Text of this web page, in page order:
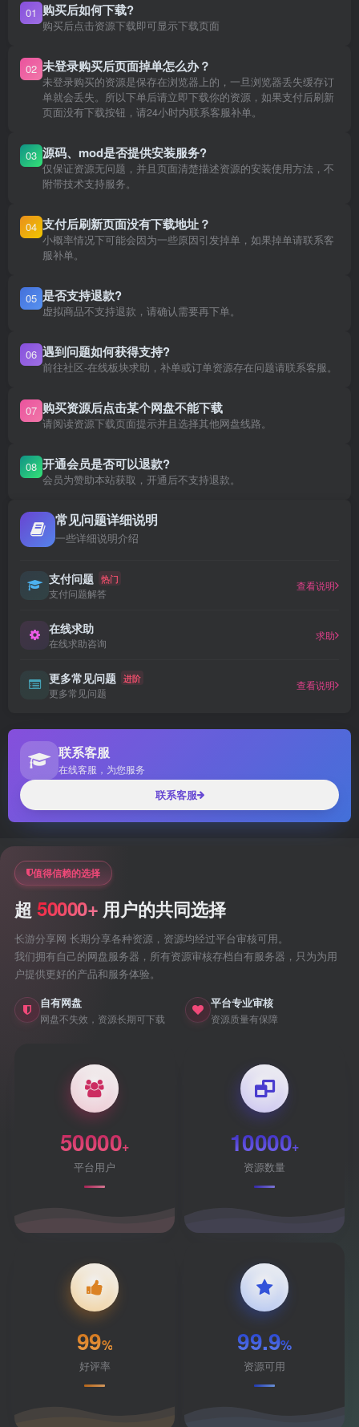
01 购买后如何下载?
购买后点击资源下载即可显示下载页面
02 未登录购买后页面掉单怎么办？
未登录购买的资源是保存在浏览器上的，一旦浏览器丢失缓存订
单就会丢失。所以下单后请立即下载你的资源，如果支付后刷新
页面没有下载按钮，请24小时内联系客服补单。
03 源码、mod是否提供安装服务?
仅保证资源无问题，并且页面清楚描述资源的安装使用方法，不
附带技术支持服务。
04 支付后刷新页面没有下载地址？
小概率情况下可能会因为一些原因引发掉单，如果掉单请联系客
服补单。
05 是否支持退款?
虚拟商品不支持退款，请确认需要再下单。
06 遇到问题如何获得支持?
前往社区-在线板块求助，补单或订单资源存在问题请联系客服。
07 购买资源后点击某个网盘不能下载
请阅读资源下载页面提示并且选择其他网盘线路。
08 开通会员是否可以退款?
会员为赞助本站获取，开通后不支持退款。
常见问题详细说明
一些详细说明介绍
支付问题 热门
支付问题解答
查看说明
在线求助
在线求助咨询
求助
更多常见问题 进阶
更多常见问题
查看说明
联系客服
在线客服，为您服务
联系客服
值得信赖的选择
超 50000+ 用户的共同选择
长游分享网 长期分享各种资源，资源均经过平台审核可用。
我们拥有自己的网盘服务器，所有资源审核存档自有服务器，只为为用
户提供更好的产品和服务体验。
自有网盘
网盘不失效，资源长期可下载
平台专业审核
资源质量有保障
50000+
平台用户
10000+
资源数量
99%
好评率
99.9%
资源可用